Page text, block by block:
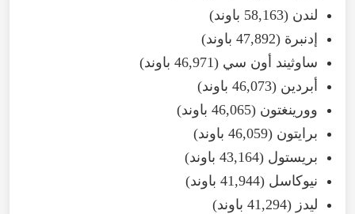
لندن (58,163 باوند)
إدنبرة (47,892 باوند)
ساوثيند أون سي (46,971 باوند)
أبردين (46,073 باوند)
وورينغتون (46,065 باوند)
برايتون (46,059 باوند)
بريستول (43,164 باوند)
نيوكاسل (41,944 باوند)
ليدز (41,294 باوند)